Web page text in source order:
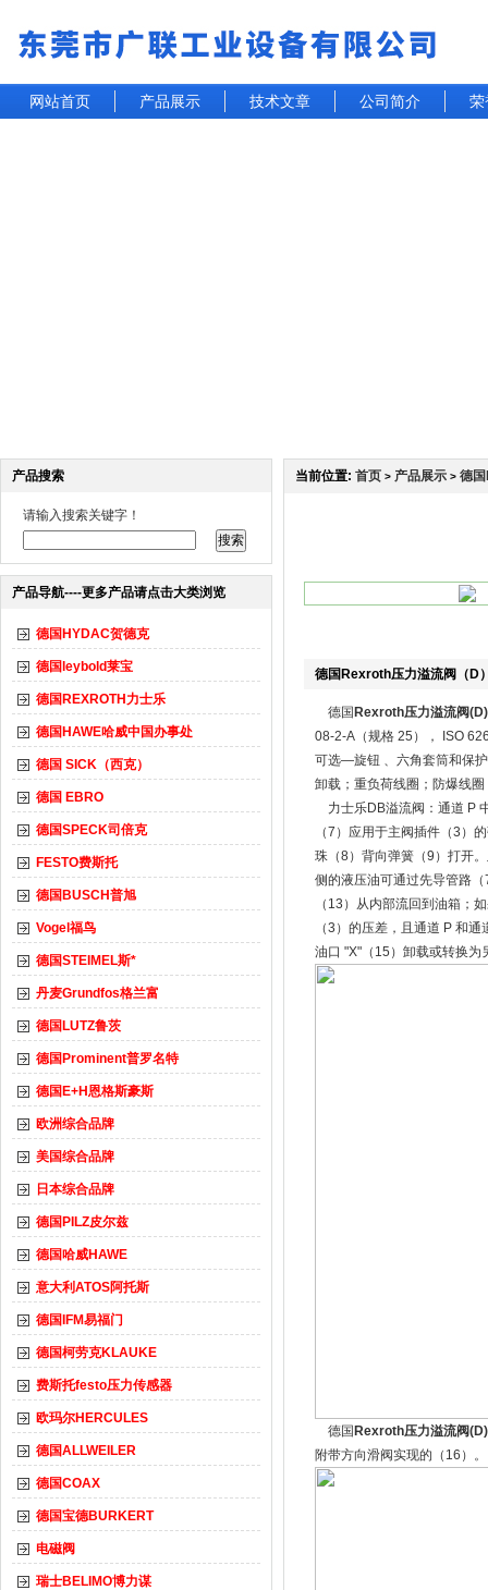
网站首页 产品展示 技术文章 公司简介 荣
产品搜索
请输入搜索关键字！
产品导航----更多产品请点击大类浏览
德国HYDAC贺德克
德国leybold莱宝
德国REXROTH力士乐
德国HAWE哈威中国办事处
德国 SICK（西克）
德国 EBRO
德国SPECK司倍克
FESTO费斯托
德国BUSCH普旭
Vogel福鸟
德国STEIMEL斯*
丹麦Grundfos格兰富
德国LUTZ鲁茨
德国Prominent普罗名特
德国E+H恩格斯豪斯
欧洲综合品牌
美国综合品牌
日本综合品牌
德国PILZ皮尔兹
德国哈威HAWE
意大利ATOS阿托斯
德国IFM易福门
德国柯劳克KLAUKE
费斯托festo压力传感器
欧玛尔HERCULES
德国ALLWEILER
德国COAX
德国宝德BURKERT
电磁阀
瑞士BELIMO博力谋
当前位置: 首页 > 产品展示 > 德
德国Rexroth压力溢流阀（D
德国 Rexroth压力溢流阀
08-2-A（规格 25）， ISO
可选—旋钮 、六角套筒和保
卸载；重负荷线圈；防爆线
力士乐DB溢流阀：通道 P
（7）应用于主阀插件（3）
珠（8）背向弹簧（9）打开
侧的液压油可通过先导管路
（13）从内部流回到油箱；
（3）的压差，且通道 P 和
油口 "X"（15）卸载或转换为
德国 Rexroth压力溢流阀
附带方向滑阀实现的（16）。